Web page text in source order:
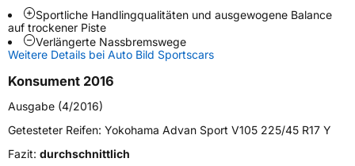
Weitere Eigenschaften
SchlauchtypTL
ZustandNeureifen
EU Label
Sportliche Handlingqualitäten und ausgewogene Balance
auf trockener Piste
Verlängerte Nassbremswege
Weitere Details bei Auto Bild Sportscars
Konsument 2016
Ausgabe (4/2016)
Getesteter Reifen: Yokohama Advan Sport V105 225/45 R17 Y
Fazit: durchschnittlich